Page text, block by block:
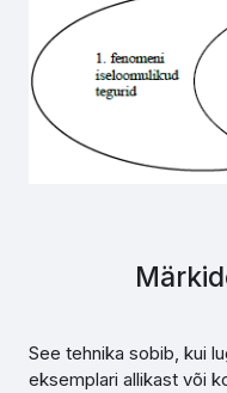
See tehnika sobib, kui
eksemplari allikast või